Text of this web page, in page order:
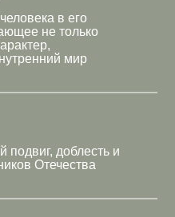
в его
не только
мир
подвиг, доблесть и
Отечества